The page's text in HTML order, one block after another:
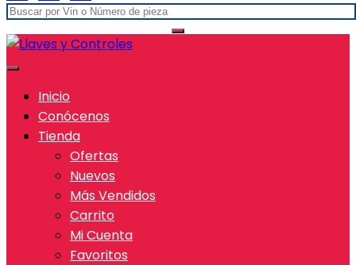
Inicio
Conócenos
Tienda
Ofertas
Nuevos
Más Vendidos
Carrito
Mi Cuenta
Favoritos